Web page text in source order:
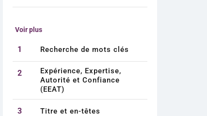
Voir plus
1 Recherche de mots clés
2
Expérience, Expertise,
Autorité et Confiance
(EEAT)
3 Titre et en-têtes